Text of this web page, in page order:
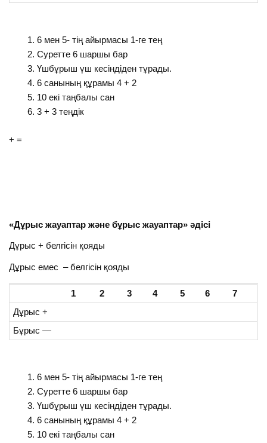
6 мен 5- тің айырмасы 1-ге тең
Cуретте 6 шаршы бар
Үшбұрыш үш кесіндіден тұрады.
6 санының құрамы 4 + 2
10 екі таңбалы сан
3 + 3 теңдік
+ =
«Дұрыс жауаптар және бұрыс жауаптар» әдісі
Дұрыс + белгісін қояды
Дұрыс емес – белгісін қояды
1 2 3 4 5 6
7
Дұрыс +
Бұрыс —
6 мен 5- тің айырмасы 1-ге тең
Cуретте 6 шаршы бар
Үшбұрыш үш кесіндіден тұрады.
6 санының құрамы 4 + 2
10 екі таңбалы сан